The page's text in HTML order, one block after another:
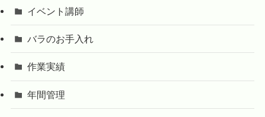
イベント講師
バラのお手入れ
作業実績
年間管理